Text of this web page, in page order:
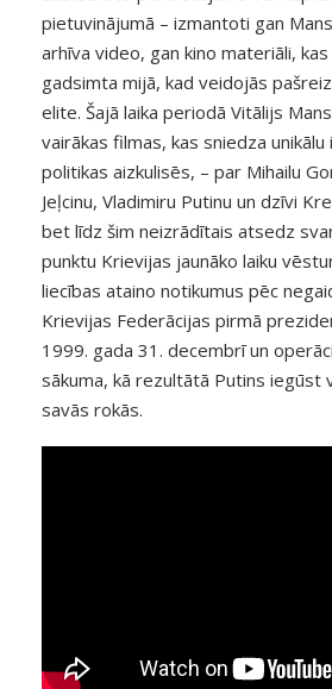
pietuvinājumā – izmantoti gan
arhīva video, gan kino materiāli,
gadsimta mijā, kad veidojās
elite. Šajā laika periodā Vitālijs
vairākas filmas, kas sniedza
politikas aizkulisēs, – par Mihailu
Jeļcinu, Vladimiru Putinu un dzīvi
bet līdz šim neizrādītais atsedz
punktu Krievijas jaunāko laiku
liecības ataino notikumus pēc
Krievijas Federācijas pirmā
1999. gada 31. decembrī un
sākuma, kā rezultātā Putins iegūst
savās rokās.